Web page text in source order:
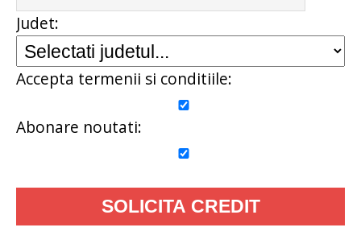
Judet:
Accepta termenii si conditiile:
Abonare noutati: